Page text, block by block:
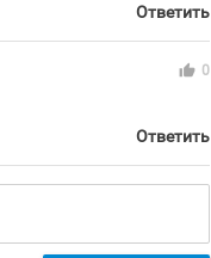
Ответить
thumb_up 0
Ответить